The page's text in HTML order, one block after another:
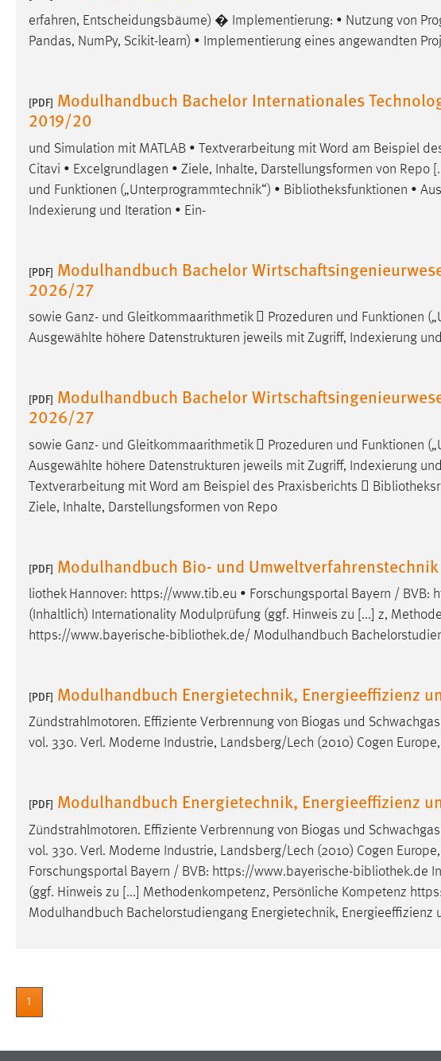
erfahren, Entscheidungsbäume) � Implementierung: • Nutzung von
Pandas, NumPy, Scikit-learn) • Implementierung eines angewandten
[PDF] Modulhandbuch Bachelor Internationales
2019/20
und Simulation mit MATLAB • Textverarbeitung mit Word am Beispiel
Citavi • Excelgrundlagen • Ziele, Inhalte, Darstellungsformen von Repo
und Funktionen („Unterprogrammtechnik“) • Bibliotheksfunktionen •
Indexierung und Iteration • Ein-
[PDF] Modulhandbuch Bachelor
2026/27
sowie Ganz- und Gleitkommaarithmetik  Prozeduren und Funktionen
Ausgewählte höhere Datenstrukturen jeweils mit Zugriff, Indexierung
[PDF] Modulhandbuch Bachelor
2026/27
sowie Ganz- und Gleitkommaarithmetik  Prozeduren und Funktionen
Ausgewählte höhere Datenstrukturen jeweils mit Zugriff, Indexierung
Textverarbeitung mit Word am Beispiel des Praxisberichts 
Ziele, Inhalte, Darstellungsformen von Repo
[PDF] Modulhandbuch Bio- und Umweltverfahrenstechnik
liothek Hannover: https://www.tib.eu • Forschungsportal Bayern / BVB:
(Inhaltlich) Internationality Modulprüfung (ggf. Hinweis zu [...] z,
https://www.bayerische-bibliothek.de/ Modulhandbuch
[PDF] Modulhandbuch Energietechnik, Energieeffizienz
Zündstrahlmotoren. Effiziente Verbrennung von Biogas und
vol. 330. Verl. Moderne Industrie, Landsberg/Lech (2010) Cogen Europe,
[PDF] Modulhandbuch Energietechnik, Energieeffizienz
Zündstrahlmotoren. Effiziente Verbrennung von Biogas und
vol. 330. Verl. Moderne Industrie, Landsberg/Lech (2010) Cogen
Forschungsportal Bayern / BVB: https://www.bayerische-bibliothek.de
(ggf. Hinweis zu [...] Methodenkompetenz, Persönliche Kompetenz
Modulhandbuch Bachelorstudiengang Energietechnik, Energieeffizienz
1
eingeloggt ist.
Name: site-language-preference
Zweck:
Sprache der Website.
Cookie Laufzeit: 30 Tage
mibew_locale, mibew-chat-frame-style-
Zweck:
Wird benötigt um die Chatfunktion
nutzen zu können.
Sitzungslaufzeit, mibew_locale = 3
Login
Name: fe_user, be_user, be_lastLoginProvider
Cookie Laufzeit: 24 Stunden
STATISTIK
unsere Besucher unsere Website nutzen.
Matomo
Zweck: Zugriffsstatistik
Cookie Laufzeit: Max. 13 Monate
MARKETING
Marketing Cookies werden von Drittanbietern
Name: